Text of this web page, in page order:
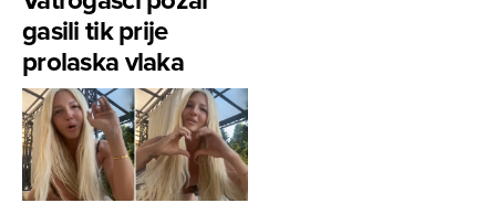
gasili tik prije
prolaska vlaka